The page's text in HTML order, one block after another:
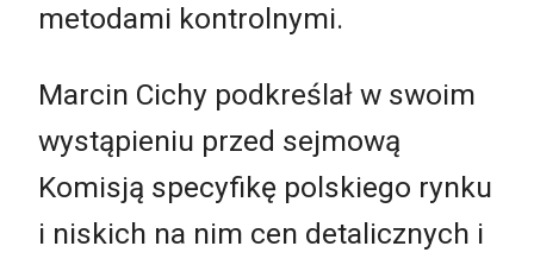
metodami kontrolnymi.
Marcin Cichy podkreślał w swoim
wystąpieniu przed sejmową
Komisją specyfikę polskiego rynku
i niskich na nim cen detalicznych i